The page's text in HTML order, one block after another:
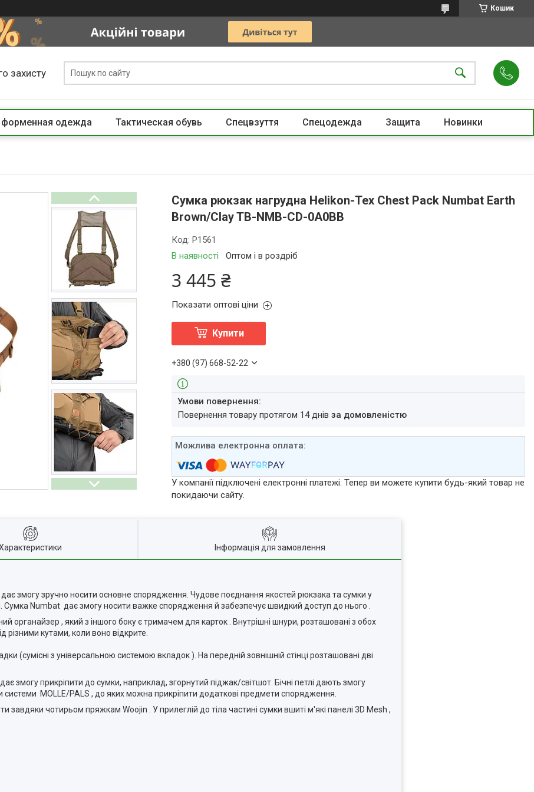
Кошик
захисту
форменная одежда Тактическая обувь Спецвзуття Спецодежда Защита Новинки
Сумка рюкзак нагрудна Helikon-Tex Chest Pack Numbat Earth
Brown/Clay TB-NMB-CD-0A0BB
В наявності Оптом і в роздріб
Код:P1561
3 445 ₴
Показати оптові ціни
Купити
+380 (97) 668-52-22
повернення товару протягом 14 днівза домовленістю
У компанії підключені електронні платежі. Тепер ви можете купити будь-який товар не
покидаючи сайту.
Інформація для замовлення
змогу зручно носити основне спорядження. Чудове поєднання якостей рюкзака та сумки у
Сумка Numbat дає змогу носити важке спорядження й забезпечує швидкий доступ до нього .
органайзер , який з іншого боку є тримачем для карток . Внутрішні шнури, розташовані з обох
різними кутами, коли воно відкрите.
(сумісні з універсальною системою вкладок ). На передній зовнішній стінці розташовані дві
змогу прикріпити до сумки, наприклад, згорнутий піджак/світшот. Бічні петлі дають змогу
системи MOLLE/PALS , до яких можна прикріпити додаткові предмети спорядження.
чотирьом пряжкам Woojin . У прилеглій до тіла частині сумки вшиті м'які панелі 3D Mesh ,